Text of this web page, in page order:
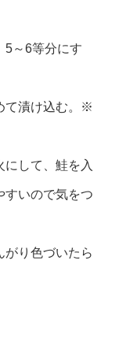
～6等分にす
て漬け込む。※
して、鮭を入
いので気をつ
り色づいたら